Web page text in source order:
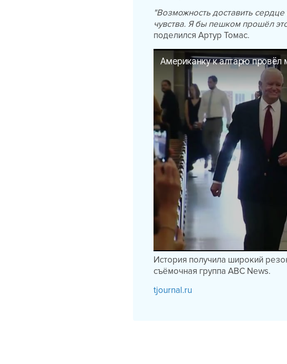
"Возможность доставить
чувства. Я бы пешком прошёл
поделился Артур Томас.
История получила широкий
съёмочная группа ABC News.
tjournal.ru